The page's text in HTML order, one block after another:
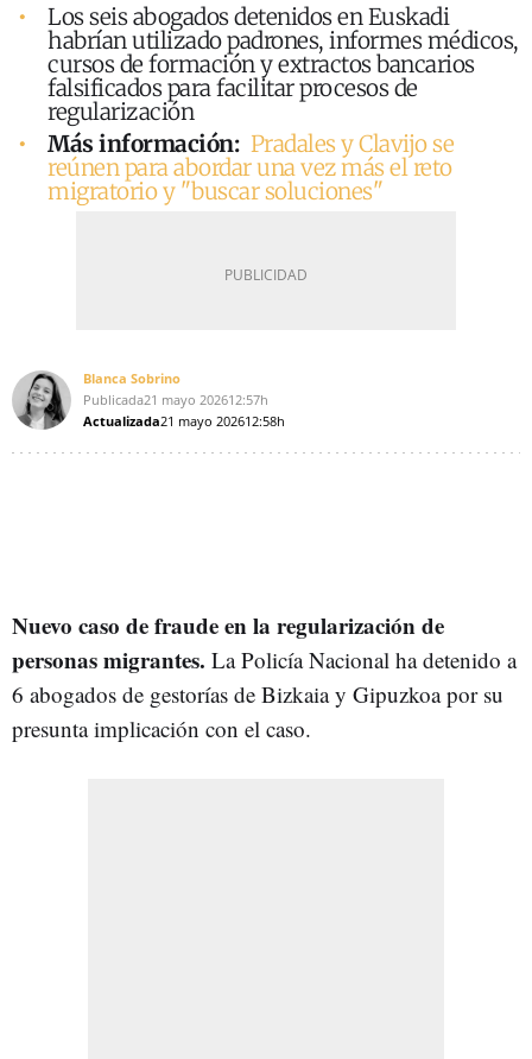
Los seis abogados detenidos en Euskadi
habrían utilizado padrones, informes médicos,
cursos de formación y extractos bancarios
falsificados para facilitar procesos de
regularización
Más información: Pradales y Clavijo se
reúnen para abordar una vez más el reto
migratorio y "buscar soluciones"
Blanca Sobrino
Publicada21 mayo 202612:57h
Actualizada21 mayo 202612:58h
Nuevo caso de fraude en la regularización de
personas migrantes. La Policía Nacional ha detenido a
6 abogados de gestorías de Bizkaia y Gipuzkoa por su
presunta implicación con el caso.